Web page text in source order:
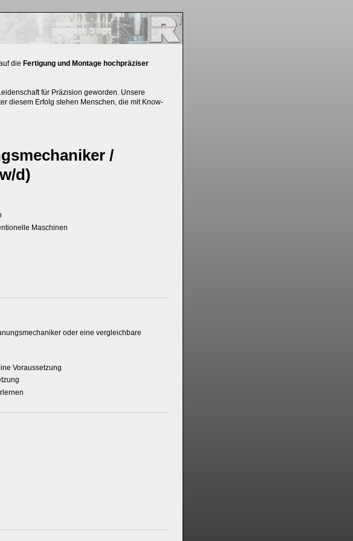
die Fertigung und Montage hochpräziser
für Präzision geworden. Unsere
diesem Erfolg stehen Menschen, die mit Know-
/
d)
Maschinen
oder eine vergleichbare
Voraussetzung